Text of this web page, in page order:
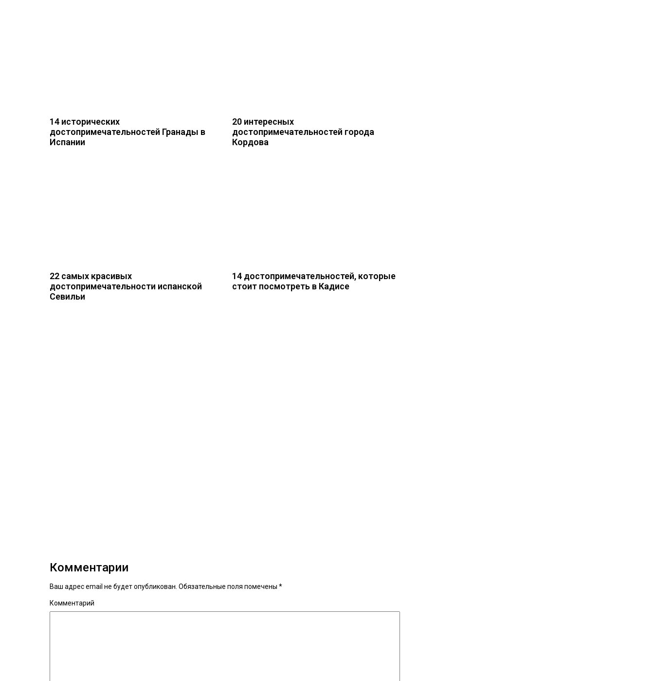
14 исторических
достопримечательностей Гранады в
Испании
20 интересных
достопримечательностей города
Кордова
22 самых красивых
достопримечательности испанской
Севильи
14 достопримечательностей, которые
стоит посмотреть в Кадисе
Комментарии
Ваш адрес email не будет опубликован. Обязательные поля помечены *
Комментарий